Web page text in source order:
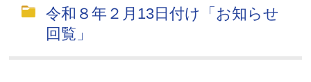
令和８年２月13日付け「お知らせ
回覧」